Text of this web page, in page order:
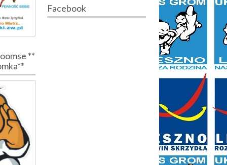
**
Facebook